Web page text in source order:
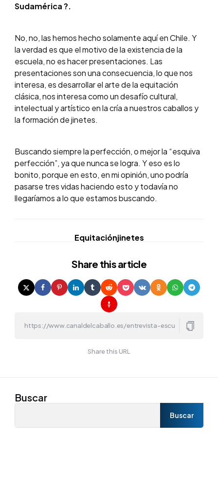
Sudamérica ?.
No, no, las hemos hecho solamente aquí en Chile. Y
la verdad es que el motivo de la existencia de la
escuela, no es hacer presentaciones. Las
presentaciones son una consecuencia, lo que nos
interesa, es desarrollar el arte de la equitación
clásica, nos interesa como un desafío cultural,
intelectual y artístico en la cría a nuestros caballos y
la formación de jinetes.
Buscando siempre la perfección, o mejor la “esquiva
perfección”, ya que nunca se logra. Y eso es lo
bonito, porque en esto, en mi opinión, uno podría
pasarse tres vidas haciendo esto y todavía no
llegaríamos a lo que estamos buscando.
Equitaciónjinetes
Share this article
Share this URL
Buscar
Buscar